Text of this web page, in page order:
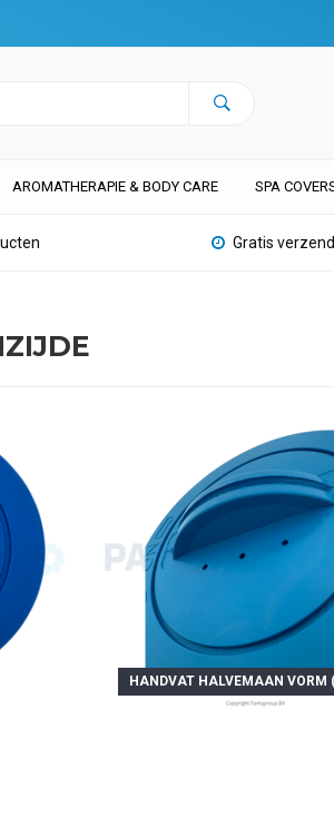
AROMATHERAPIE & BODY CARE SPA
Gratis
HANDVAT HALVEMAAN VORM